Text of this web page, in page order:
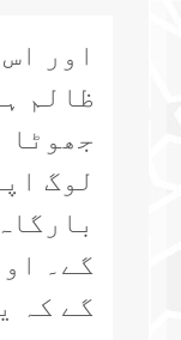
اور
ظالم
جھوٹا
لوگ
گے۔
گے کہ